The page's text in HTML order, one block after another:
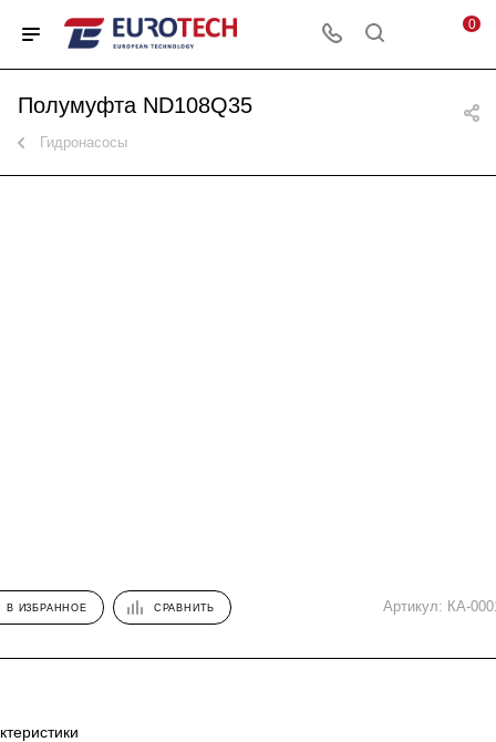
0
Полумуфта ND108Q35
Гидронасосы
В ИЗБРАННОЕ СРАВНИТЬ Артикул: КА-